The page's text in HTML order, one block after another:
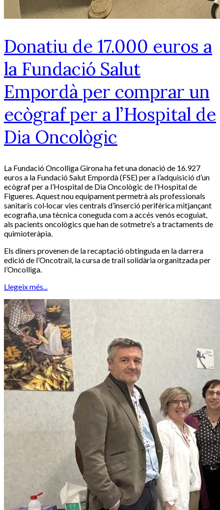
Donatiu de 17.000 euros a
la Fundació Salut
Empordà per comprar un
ecògraf per a l’Hospital de
Dia Oncològic
La Fundació Oncolliga Girona ha fet una donació de 16.927
euros a la Fundació Salut Empordà (FSE) per a l’adquisició d’un
ecògraf per a l’Hospital de Dia Oncològic de l’Hospital de
Figueres. Aquest nou equipament permetrà als professionals
sanitaris col·locar vies centrals d’inserció perifèrica mitjançant
ecografia, una tècnica coneguda com a accés venós ecoguiat,
als pacients oncològics que han de sotmetre’s a tractaments de
quimioteràpia.
Els diners provenen de la recaptació obtinguda en la darrera
edició de l’Oncotrail, la cursa de trail solidària organitzada per
l’Oncolliga.
Llegeix més...